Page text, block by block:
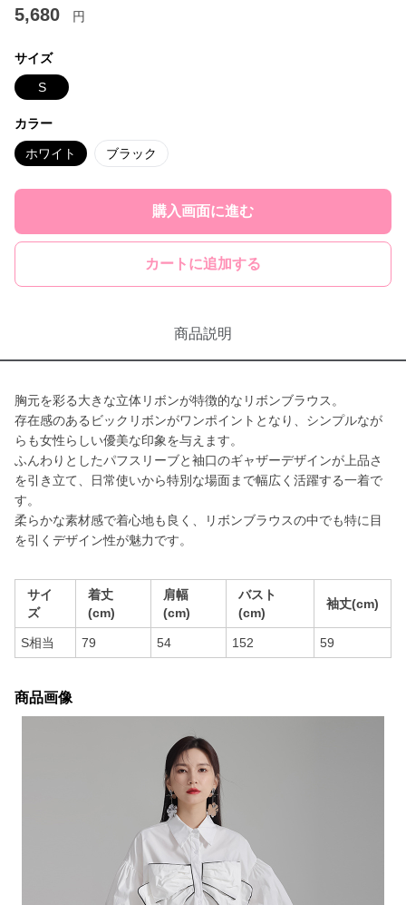
5,680 円
サイズ
S
カラー
ホワイト ブラック
購入画面に進む
カートに追加する
商品説明
胸元を彩る大きな立体リボンが特徴的なリボンブラウス。
存在感のあるビックリボンがワンポイントとなり、シンプルなが
らも女性らしい優美な印象を与えます。
ふんわりとしたパフスリーブと袖口のギャザーデザインが上品さ
を引き立て、日常使いから特別な場面まで幅広く活躍する一着で
す。
柔らかな素材感で着心地も良く、リボンブラウスの中でも特に目
を引くデザイン性が魅力です。
サイ
ズ
着丈
(cm)
肩幅
(cm)
バスト
(cm)
袖丈(cm)
S相当 79 54 152 59
商品画像